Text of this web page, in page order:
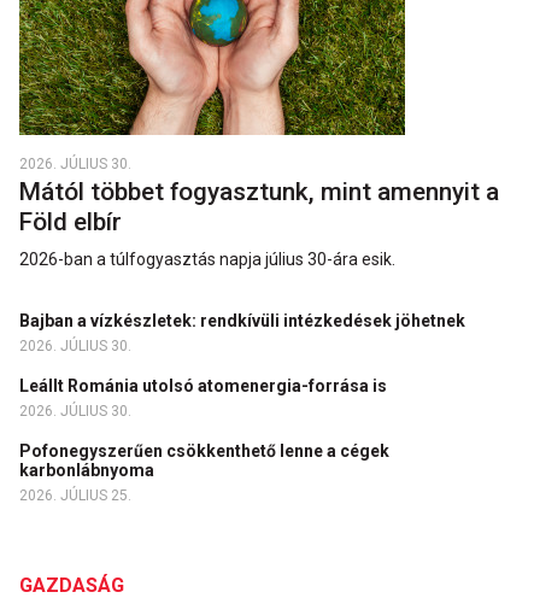
2026. JÚLIUS 30.
Mától többet fogyasztunk, mint amennyit a
Föld elbír
2026-ban a túlfogyasztás napja július 30-ára esik.
Bajban a vízkészletek: rendkívüli intézkedések jöhetnek
2026. JÚLIUS 30.
Leállt Románia utolsó atomenergia-forrása is
2026. JÚLIUS 30.
Pofonegyszerűen csökkenthető lenne a cégek
karbonlábnyoma
2026. JÚLIUS 25.
GAZDASÁG